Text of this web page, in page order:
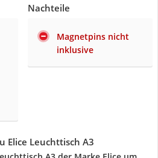
Nachteile
Magnetpins nicht
inklusive
Elice Leuchttisch A3